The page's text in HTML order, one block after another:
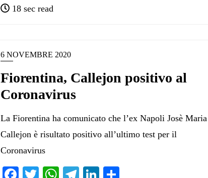
18 sec read
6 NOVEMBRE 2020
Fiorentina, Callejon positivo al
Coronavirus
La Fiorentina ha comunicato che l’ex Napoli Josè Maria
Callejon è risultato positivo all’ultimo test per il
Coronavirus